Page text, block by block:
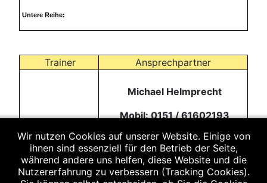
Untere Reihe:
Trainer Ansprechpartner
Helmprecht
Michael
Saatberger
Michael Helmprecht
Mobil: 0151 / 61602193
Email:
helmi.helmprecht@gmail.com
Wir nutzen Cookies auf unserer Website. Einige von
ihnen sind essenziell für den Betrieb der Seite,
während andere uns helfen, diese Website und die
Nutzererfahrung zu verbessern (Tracking Cookies).